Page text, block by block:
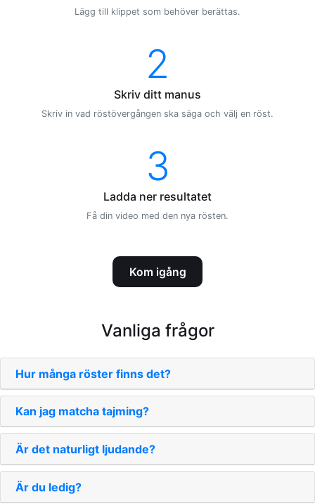
Lägg till klippet som behöver berättas.
2
Skriv ditt manus
Skriv in vad röstövergången ska säga och välj en röst.
3
Ladda ner resultatet
Få din video med den nya rösten.
Kom igång
Vanliga frågor
Hur många röster finns det?
Kan jag matcha tajming?
Är det naturligt ljudande?
Är du ledig?